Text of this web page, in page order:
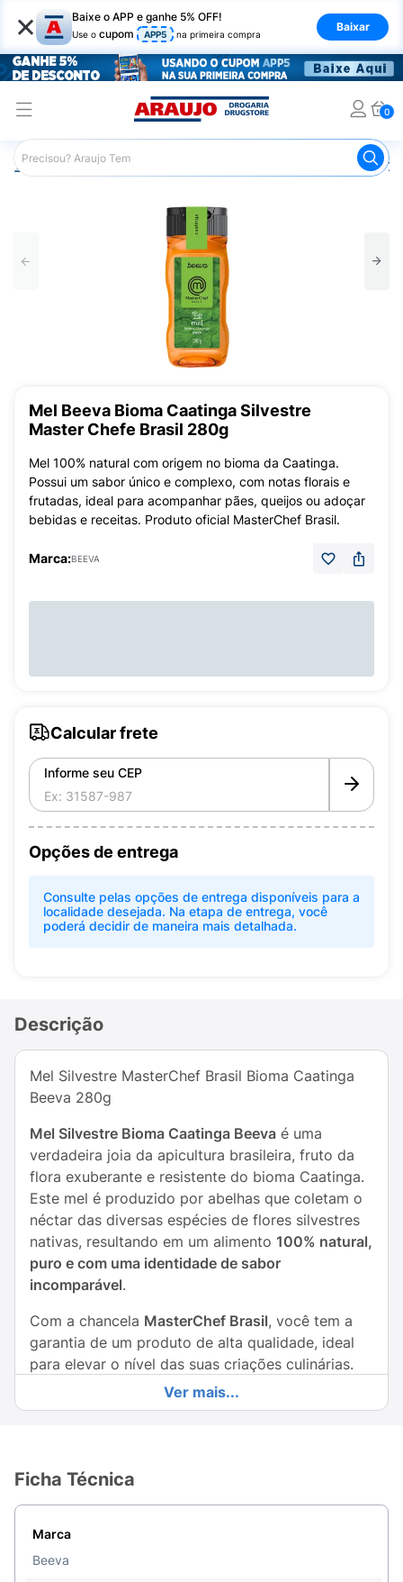
× Baixe o APP e ganhe 5% OFF!
Use o cupom APP5 na primeira compra
Baixar
0
Araujo Nutrição Saudável Mel
Mel Beeva Bioma Caatinga Silvestre
Master Chefe Brasil 280g
Mel 100% natural com origem no bioma da Caatinga.
Possui um sabor único e complexo, com notas florais e
frutadas, ideal para acompanhar pães, queijos ou adoçar
bebidas e receitas. Produto oficial MasterChef Brasil.
Marca:BEEVA
Calcular frete
Informe seu CEP
Opções de entrega
Consulte pelas opções de entrega disponíveis para a
localidade desejada. Na etapa de entrega, você
poderá decidir de maneira mais detalhada.
Descrição
Mel Silvestre MasterChef Brasil Bioma Caatinga
Beeva 280g
Mel Silvestre Bioma Caatinga Beeva é uma
verdadeira joia da apicultura brasileira, fruto da
flora exuberante e resistente do bioma Caatinga.
Este mel é produzido por abelhas que coletam o
néctar das diversas espécies de flores silvestres
nativas, resultando em um alimento 100% natural,
puro e com uma identidade de sabor
incomparável.
Com a chancela MasterChef Brasil, você tem a
garantia de um produto de alta qualidade, ideal
para elevar o nível das suas criações culinárias.
Sua coloração pode variar de âmbar claro a
escuro, e seu sabor écomplexo, levemente
diversidade do sertão.
A embalagem prática tiposqueezecom dosador
facilita o uso, evitando desperdício e sujeira.
Adicione o Mel Beeva à sua rotina para adoçar
Ver mais...
Ficha Técnica
Marca
Beeva